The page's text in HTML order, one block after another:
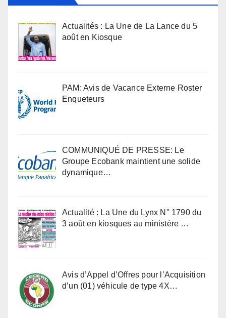
Actualités : La Une de La Lance du 5
août en Kiosque
PAM: Avis de Vacance Externe Roster
Enqueteurs
COMMUNIQUÉ DE PRESSE: Le
Groupe Ecobank maintient une solide
dynamique…
Actualité : La Une du Lynx N° 1790 du
3 août en kiosques au ministère …
Avis d’Appel d’Offres pour l’Acquisition
d’un (01) véhicule de type 4X…